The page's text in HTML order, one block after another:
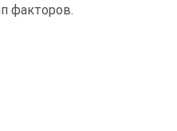
факторов.